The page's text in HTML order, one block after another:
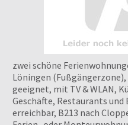
zwei schöne
Löningen (Fußgängerzone),
geeignet, mit TV & WLAN,
Geschäfte, Restaurants
erreichbar, B213 nach